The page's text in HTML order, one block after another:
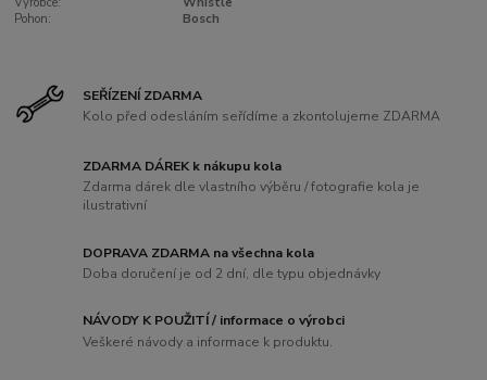
Pohon:
Bosch
SEŘÍZENÍ ZDARMA
Kolo před odesláním seřídíme a zkontolujeme ZDARMA
ZDARMA DÁREK k nákupu kola
Zdarma dárek dle vlastního výběru / fotografie kola je
ilustrativní
DOPRAVA ZDARMA na všechna kola
Doba doručení je od 2 dní, dle typu objednávky
NÁVODY K POUŽITÍ / informace o výrobci
Veškeré návody a informace k produktu.